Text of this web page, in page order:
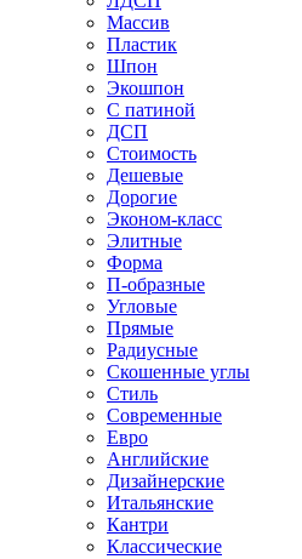
Массив
Пластик
Шпон
Экошпон
С патиной
ДСП
Стоимость
Дешевые
Дорогие
Эконом-класс
Элитные
Форма
П-образные
Угловые
Прямые
Радиусные
Скошенные углы
Стиль
Современные
Евро
Английские
Дизайнерские
Итальянские
Кантри
Классические